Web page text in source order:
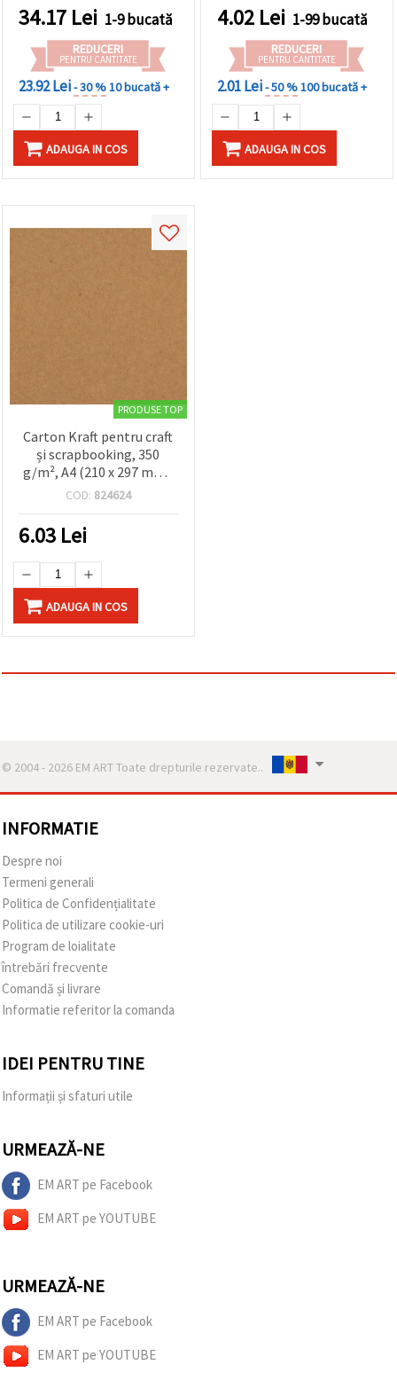
g/mp, 78 x 108 cm – 1
coală
34.17 Lei 1-9 bucată
REDUCERI
PENTRU CANTITATE
23.92 Lei- 30 %10 bucată +
ADAUGA IN COS
4.02 Lei 1-99 bucată
REDUCERI
PENTRU CANTITATE
2.01 Lei- 50 %100 bucată +
ADAUGA IN COS
PRODUSE TOP
Carton Kraft pentru craft
și scrapbooking, 350
g/m², A4 (210 x 297 mm),
Natural – 1 coală
COD: 824624
6.03 Lei
ADAUGA IN COS
© 2004 - 2026 EM ART Toate drepturile rezervate..
INFORMATIE
Despre noi
Termeni generali
Politica de Confidențialitate
Politica de utilizare cookie-uri
Program de loialitate
întrebări frecvente
Comandă și livrare
Informatie referitor la comanda
IDEI PENTRU TINE
Informații și sfaturi utile
URMEAZĂ-NE
EM ART pe Facebook
EM ART pe YOUTUBE
URMEAZĂ-NE
EM ART pe Facebook
EM ART pe YOUTUBE